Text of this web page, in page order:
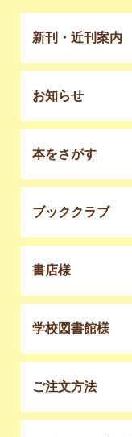
新刊・近刊案内
お知らせ
本をさがす
ブッククラブ
書店様
学校図書館様
ご注文方法